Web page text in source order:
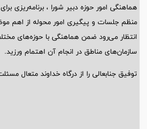
هماهنگی امور حوزه دبیر شورا ، برنامه‌ریزی
منظم جلسات و پیگیری امور محوله از اهم
انتظار می‌رود ضمن هماهنگی با حوزه‌های
سازمان‌های مناطق در انجام آن اهتمام ورزید.
توفیق جنابعالی را از درگاه خداوند متعال